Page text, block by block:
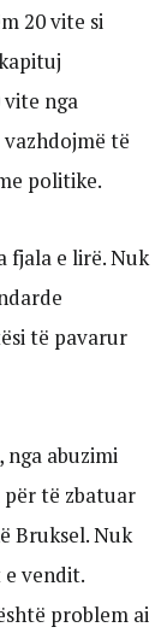
20 vite si
vite nga
të
politike.
fjala e lirë. Nuk
të pavarur
nga abuzimi
të zbatuar
Bruksel. Nuk
vendit.
problem ai